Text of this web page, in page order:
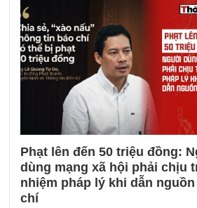
Phạt lên đến 50 triệu đồng:
dùng mạng xã hội phải chịu
nhiệm pháp lý khi dẫn
chí